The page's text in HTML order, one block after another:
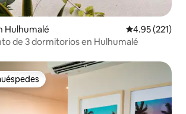
Hulhumalé Calificación
4.95 (221)
de 3 dormitorios en Hulhumalé